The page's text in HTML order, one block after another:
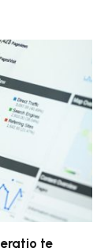
te